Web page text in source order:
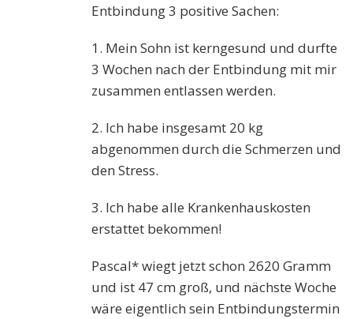
Entbindung 3 positive Sachen:
1. Mein Sohn ist kerngesund und durfte
3 Wochen nach der Entbindung mit mir
zusammen entlassen werden.
2. Ich habe insgesamt 20 kg
abgenommen durch die Schmerzen und
den Stress.
3. Ich habe alle Krankenhauskosten
erstattet bekommen!
Pascal* wiegt jetzt schon 2620 Gramm
und ist 47 cm groß, und nächste Woche
wäre eigentlich sein Entbindungstermin